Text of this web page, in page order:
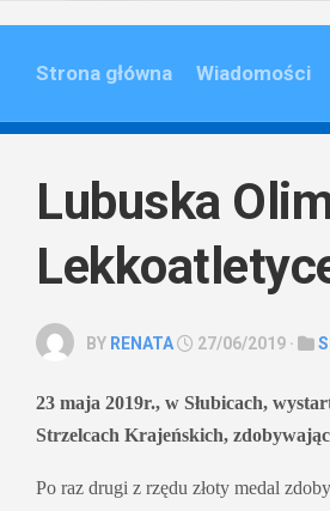
Strona główna Wiadomości
Lubuska
BY RENATA 27/06/2019 ·
23 maja 2019r., w Słubicach,
Strzelcach Krajeńskich,
Po raz drugi z rzędu złoty medal